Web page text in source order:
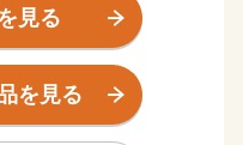
道17号線・254号線が
、首都圏へのベッドタ
きました。平成27年に
ターが開通し、アクセ
見る
を見る